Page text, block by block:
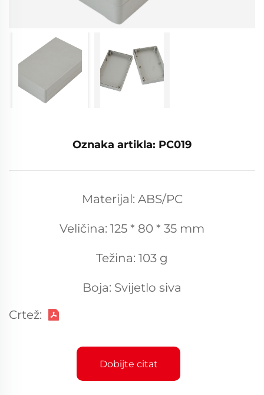
Oznaka artikla: PC019
Materijal: ABS/PC
Veličina: 125 * 80 * 35 mm
Težina: 103 g
Boja: Svijetlo siva
Crtež:
Dobijte citat